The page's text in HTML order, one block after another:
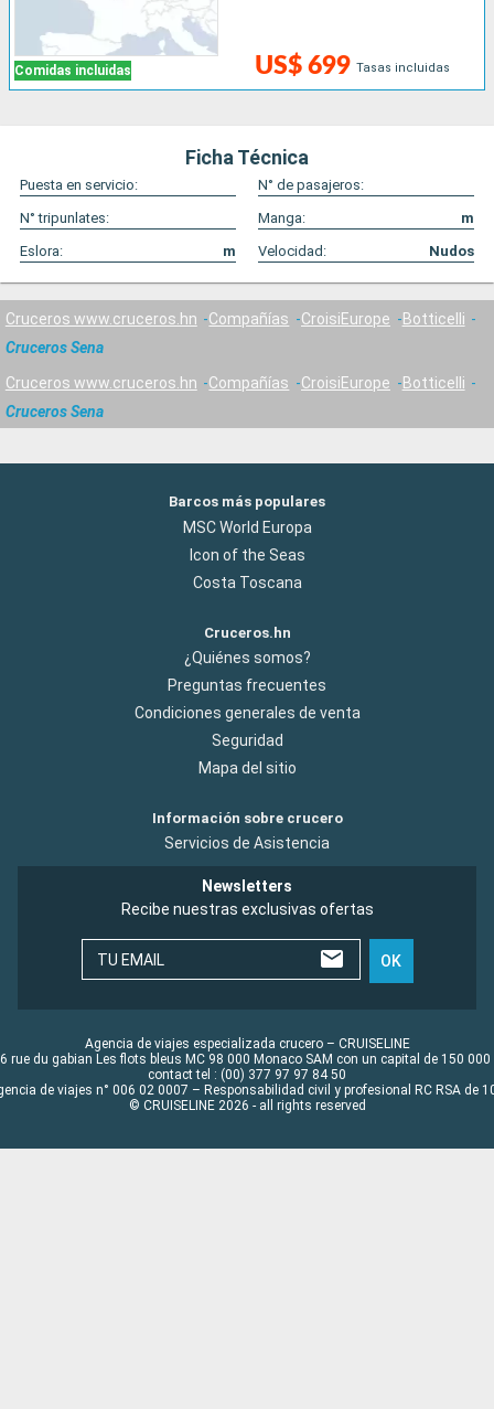
Comidas incluidas US$ 699 Tasas incluidas
Ficha Técnica
Puesta en servicio:
N° de pasajeros:
N° tripunlates:
Manga:
m
Eslora:
m Velocidad: Nudos
Cruceros www.cruceros.hn Compañías CroisiEurope
Botticelli
Cruceros Sena
Cruceros www.cruceros.hn Compañías CroisiEurope
Botticelli
Cruceros Sena
Barcos más populares
MSC World Europa
Icon of the Seas
Costa Toscana
Cruceros.hn
¿Quiénes somos?
Preguntas frecuentes
Condiciones generales de venta
Seguridad
Mapa del sitio
Información sobre crucero
Servicios de Asistencia
Newsletters
Recibe nuestras exclusivas ofertas
TU EMAIL OK
Agencia de viajes especializada crucero – CRUISELINE
rue du gabian Les flots bleus MC 98 000 Monaco SAM con un capital de 150 000
contact tel : (00) 377 97 97 84 50
de viajes n° 006 02 0007 – Responsabilidad civil y profesional RC RSA de
© CRUISELINE 2026 - all rights reserved